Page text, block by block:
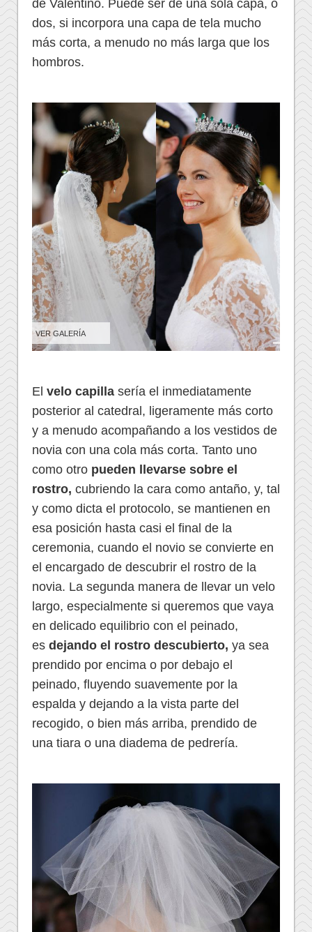
de Valentino. Puede ser de una sola capa, o
dos, si incorpora una capa de tela mucho
más corta, a menudo no más larga que los
hombros.
VER GALERÍA
El velo capilla sería el inmediatamente
posterior al catedral, ligeramente más corto
y a menudo acompañando a los vestidos de
novia con una cola más corta. Tanto uno
como otro pueden llevarse sobre el
rostro, cubriendo la cara como antaño, y, tal
y como dicta el protocolo, se mantienen en
esa posición hasta casi el final de la
ceremonia, cuando el novio se convierte en
el encargado de descubrir el rostro de la
novia. La segunda manera de llevar un velo
largo, especialmente si queremos que vaya
en delicado equilibrio con el peinado,
es dejando el rostro descubierto, ya sea
prendido por encima o por debajo el
peinado, fluyendo suavemente por la
espalda y dejando a la vista parte del
recogido, o bien más arriba, prendido de
una tiara o una diadema de pedrería.